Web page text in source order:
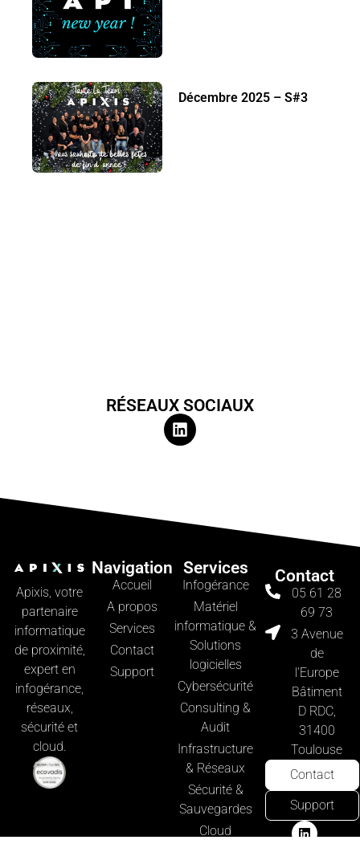
Décembre 2025 – S#3
RÉSEAUX SOCIAUX
Apixis, votre
partenaire
informatique
de proximité,
expert en
infogérance,
réseaux,
sécurité et
cloud.
Navigation
Accueil
A propos
Services
Contact
Support
Services
Infogérance
Matériel
informatique &
Solutions
logicielles
Cybersécurité
Consulting &
Audit
Infrastructure
& Réseaux
Sécurité &
Sauvegardes
Cloud
Contact
05 61 28
69 73
3 Avenue
de
l'Europe
Bâtiment
D RDC,
31400
Toulouse
Contact
Support